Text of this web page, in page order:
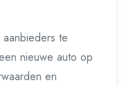
te
nieuwe auto op
en